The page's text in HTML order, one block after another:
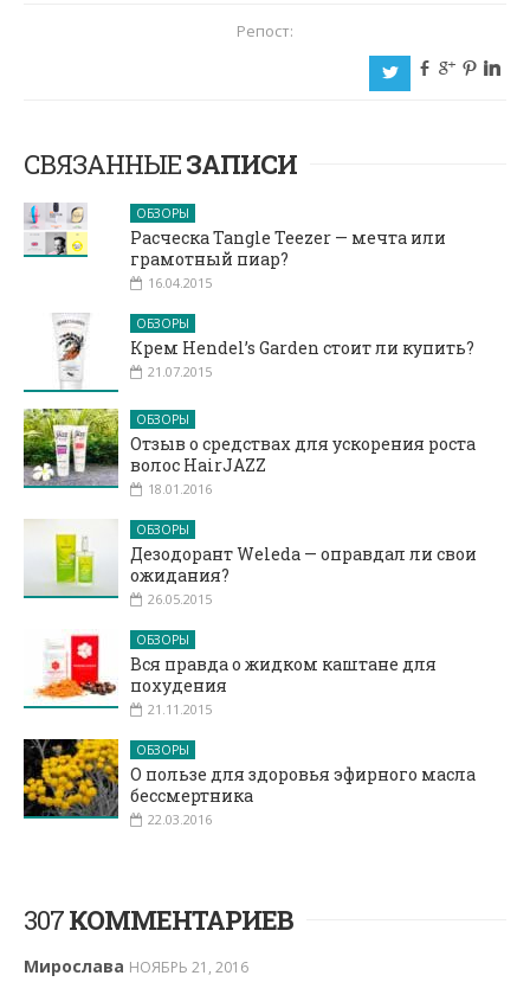
Репост:
a b c d j
СВЯЗАННЫЕЗАПИСИ
ОБЗОРЫ
Расческа Tangle Teezer — мечта или
грамотный пиар?
16.04.2015
ОБЗОРЫ
Крем Hendel’s Garden стоит ли купить?
21.07.2015
ОБЗОРЫ
Отзыв о средствах для ускорения роста
волос HairJAZZ
18.01.2016
ОБЗОРЫ
Дезодорант Weleda — оправдал ли свои
ожидания?
26.05.2015
ОБЗОРЫ
Вся правда о жидком каштане для
похудения
21.11.2015
ОБЗОРЫ
О пользе для здоровья эфирного масла
бессмертника
22.03.2016
307КОММЕНТАРИЕВ
Мирослава НОЯБРЬ 21, 2016